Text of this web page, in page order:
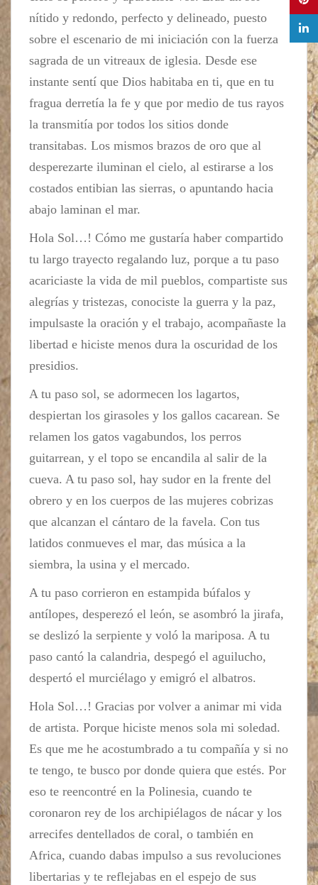
nítido y redondo, perfecto y delineado, puesto
sobre el escenario de mi iniciación con la fuerza
sagrada de un vitreaux de iglesia. Desde ese
instante sentí que Dios habitaba en ti, que en tu
fragua derretía la fe y que por medio de tus rayos
la transmitía por todos los sitios donde
transitabas. Los mismos brazos de oro que al
desperezarte iluminan el cielo, al estirarse a los
costados entibian las sierras, o apuntando hacia
abajo laminan el mar.
Hola Sol…! Cómo me gustaría haber compartido
tu largo trayecto regalando luz, porque a tu paso
acariciaste la vida de mil pueblos, compartiste sus
alegrías y tristezas, conociste la guerra y la paz,
impulsaste la oración y el trabajo, acompañaste la
libertad e hiciste menos dura la oscuridad de los
presidios.
A tu paso sol, se adormecen los lagartos,
despiertan los girasoles y los gallos cacarean. Se
relamen los gatos vagabundos, los perros
guitarrean, y el topo se encandila al salir de la
cueva. A tu paso sol, hay sudor en la frente del
obrero y en los cuerpos de las mujeres cobrizas
que alcanzan el cántaro de la favela. Con tus
latidos conmueves el mar, das música a la
siembra, la usina y el mercado.
A tu paso corrieron en estampida búfalos y
antílopes, desperezó el león, se asombró la jirafa,
se deslizó la serpiente y voló la mariposa. A tu
paso cantó la calandria, despegó el aguilucho,
despertó el murciélago y emigró el albatros.
Hola Sol…! Gracias por volver a animar mi vida
de artista. Porque hiciste menos sola mi soledad.
Es que me he acostumbrado a tu compañía y si no
te tengo, te busco por donde quiera que estés. Por
eso te reencontré en la Polinesia, cuando te
coronaron rey de los archipiélagos de nácar y los
arrecifes dentellados de coral, o también en
Africa, cuando dabas impulso a sus revoluciones
libertarias y te reflejabas en el espejo de sus